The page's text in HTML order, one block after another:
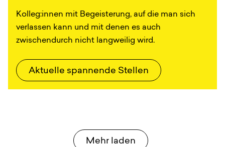
Kolleg:innen mit Begeisterung, auf die man sich
verlassen kann und mit denen es auch
zwischendurch nicht langweilig wird.
Aktuelle spannende Stellen
Mehr laden